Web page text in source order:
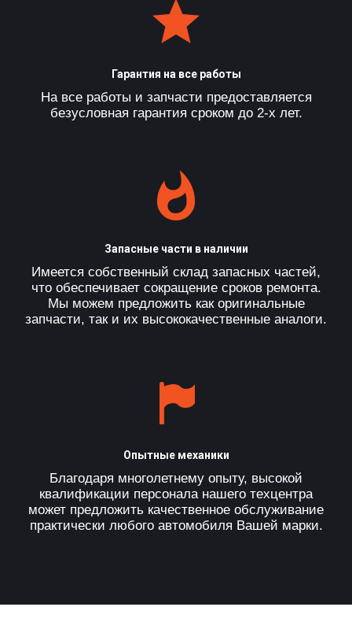
Гарантия на все работы
На все работы и запчасти предоставляется
безусловная гарантия сроком до 2-х лет.
Запасные части в наличии
Имеется собственный склад запасных частей,
что обеспечивает сокращение сроков ремонта.
Мы можем предложить как оригинальные
запчасти, так и их высококачественные аналоги.
Опытные механики
Благодаря многолетнему опыту, высокой
квалификации персонала нашего техцентра
может предложить качественное обслуживание
практически любого автомобиля Вашей марки.